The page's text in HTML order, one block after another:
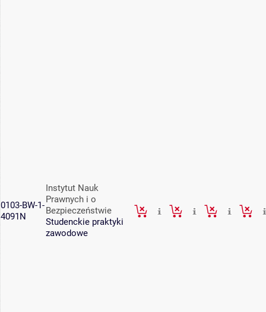
0103-BW-1-
4091N
Instytut Nauk
Prawnych i o
Bezpieczeństwie
Studenckie praktyki
zawodowe